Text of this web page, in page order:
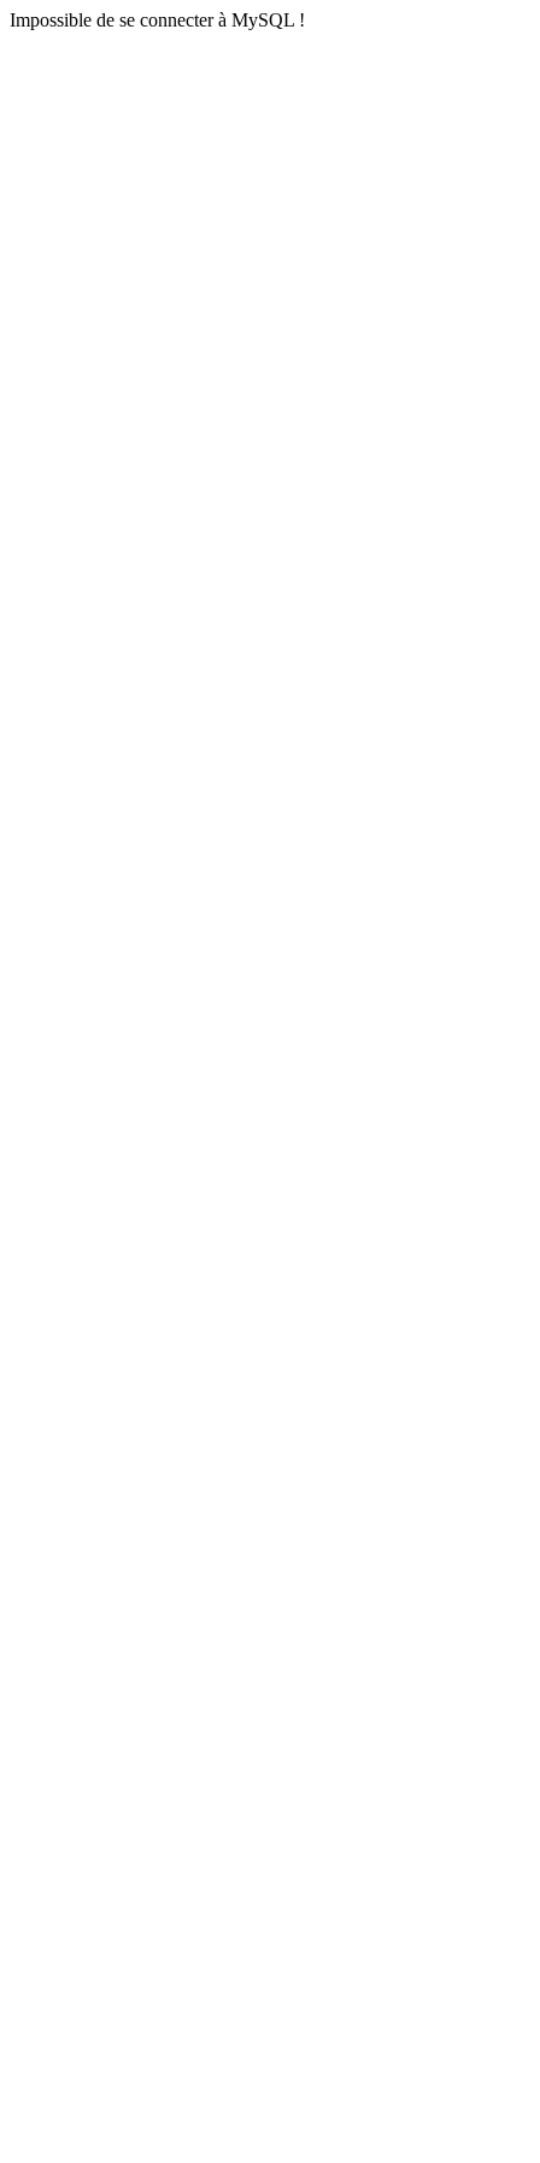
Impossible de se connecter à MySQL !